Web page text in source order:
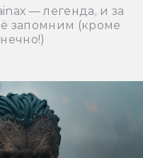
— легенда, и за
запомним (кроме